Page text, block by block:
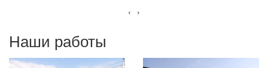
‹ ›
Наши работы